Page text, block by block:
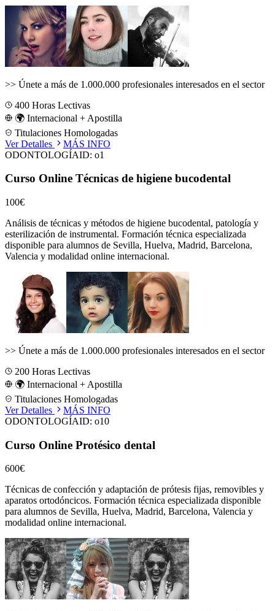
>> Únete a más de 1.000.000 profesionales interesados en el sector
400 Horas Lectivas
🌍 Internacional + Apostilla
Titulaciones Homologadas
Ver Detalles
MÁS INFO
ODONTOLOGÍAID: o1
Curso Online Técnicas de higiene bucodental
100€
Análisis de técnicas y métodos de higiene bucodental, patología y
esterilización de instrumental. Formación técnica especializada
disponible para alumnos de Sevilla, Huelva, Madrid, Barcelona,
Valencia y modalidad online internacional.
>> Únete a más de 1.000.000 profesionales interesados en el sector
200 Horas Lectivas
🌍 Internacional + Apostilla
Titulaciones Homologadas
Ver Detalles
MÁS INFO
ODONTOLOGÍAID: o10
Curso Online Protésico dental
600€
Técnicas de confección y adaptación de prótesis fijas, removibles y
aparatos ortodóncicos. Formación técnica especializada disponible
para alumnos de Sevilla, Huelva, Madrid, Barcelona, Valencia y
modalidad online internacional.